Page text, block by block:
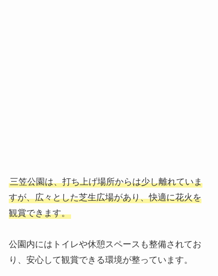
三笠公園は、打ち上げ場所からは少し離れていま
すが、広々とした芝生広場があり、快適に花火を
観賞できます。
公園内にはトイレや休憩スペースも整備されてお
り、安心して観賞できる環境が整っています。